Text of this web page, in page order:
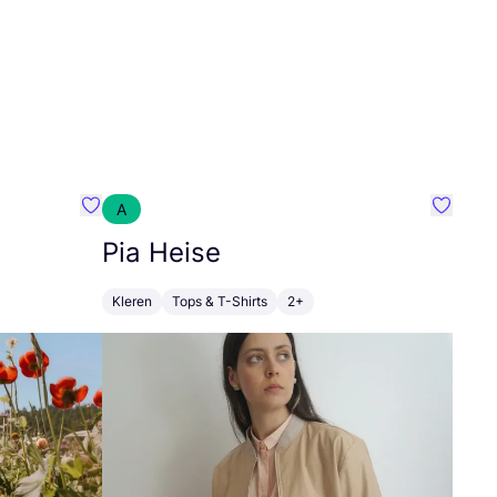
Favoriete {naam}
A
Pia Heise
Kleren Tops & T-Shirts 2+